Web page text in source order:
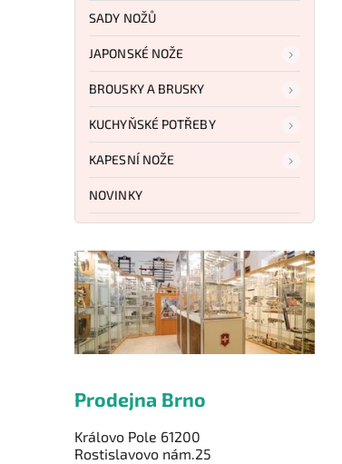
SADY NOŽŮ
JAPONSKÉ NOŽE
BROUSKY A BRUSKY
KUCHYŇSKÉ POTŘEBY
KAPESNÍ NOŽE
NOVINKY
Prodejna Brno
Královo Pole 61200
Rostislavovo nám.25